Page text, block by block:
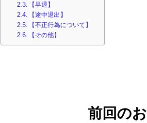
【早退】
【途中退出】
【不正行為について】
【その他】
前回の